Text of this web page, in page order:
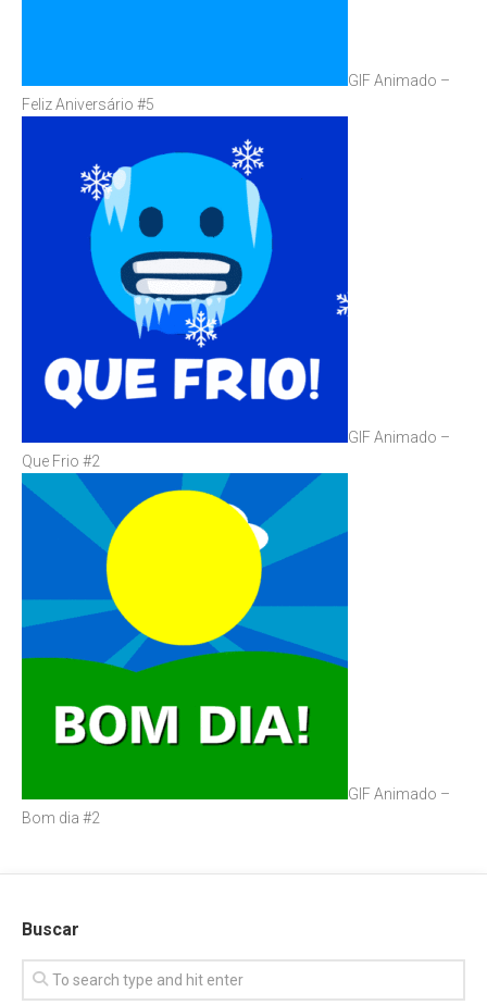
GIF Animado –
Feliz Aniversário #5
GIF Animado –
Que Frio #2
GIF Animado –
Bom dia #2
Buscar